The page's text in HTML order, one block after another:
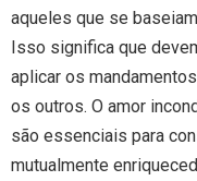
aqueles que se
Isso significa que
aplicar os
os outros. O amor
são essenciais para
mutualmente